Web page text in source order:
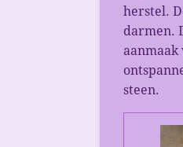
herstel.
darmen.
steen.